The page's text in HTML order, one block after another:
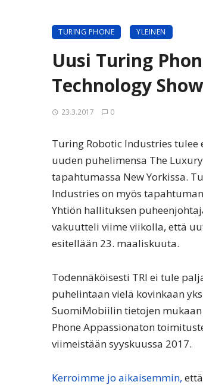
TURING PHONE YLEINEN
Uusi Turing
Technology
23.3.2017 0
Turing Robotic Industries tulee
uuden puhelimensa The
tapahtumassa New Yorkissa.
Industries on myös
Yhtiön hallituksen
vakuutteli viime viikolla, että
esitellään 23. maaliskuuta.
Todennäköisesti TRI ei tule
puhelintaan vielä kovinkaan
SuomiMobiilin tietojen
Phone Appassionaton
viimeistään syyskuussa 2017.
Kerroimme jo aikaisemmin,